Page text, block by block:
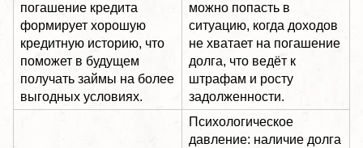
погашение кредита
формирует хорошую
кредитную историю, что
поможет в будущем
получать займы на более
выгодных условиях.
можно попасть в
ситуацию, когда доходов
не хватает на погашение
долга, что ведёт к
штрафам и росту
задолженности.
Психологическое
давление: наличие долга